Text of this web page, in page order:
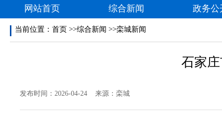
当前位置： 首页 >>综合新闻 >>栾城新闻
石家
发布时间：2026-04-24 来源：栾城